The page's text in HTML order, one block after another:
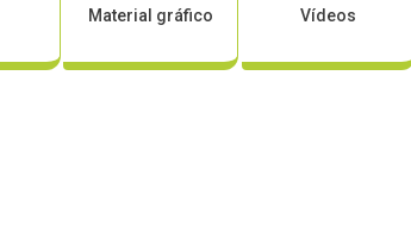
Material gráfico Vídeos